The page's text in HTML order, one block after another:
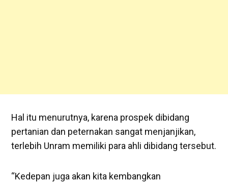
Hal itu menurutnya, karena prospek dibidang
pertanian dan peternakan sangat menjanjikan,
terlebih Unram memiliki para ahli dibidang tersebut.
“Kedepan juga akan kita kembangkan